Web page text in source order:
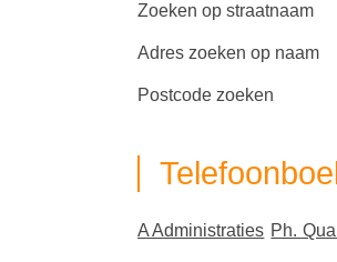
zoeken op straatnaam
adres zoeken op naam
postcode zoeken
A Administraties Ph.